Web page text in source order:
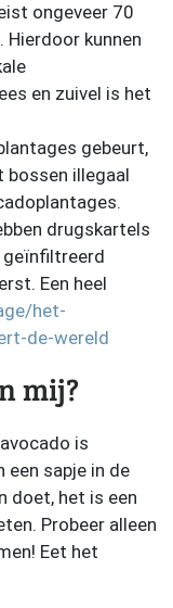
ongeveer 70
kunnen
en zuivel is het
gebeurt,
bossen illegaal
drugskartels
geïnfiltreerd
Een heel
het-
de-wereld
mij?
is
een sapje in de
doet, het is een
Probeer alleen
Eet het